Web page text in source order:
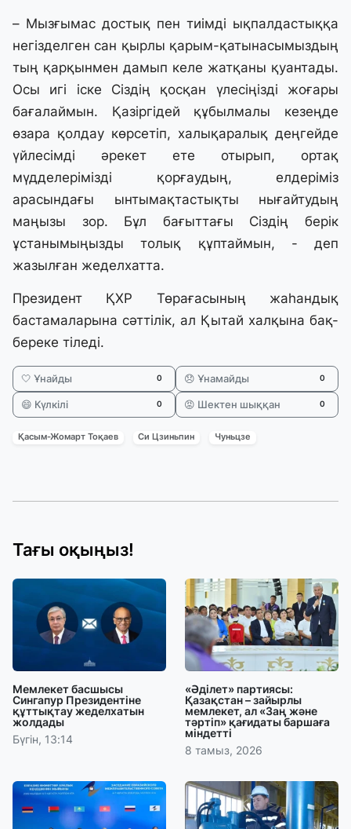
– Мызғымас достық пен тиімді ықпалдастыққа
негізделген сан қырлы қарым-қатынасымыздың
тың қарқынмен дамып келе жатқаны қуантады.
Осы игі іске Сіздің қосқан үлесіңізді жоғары
бағалаймын. Қазіргідей құбылмалы кезеңде
өзара қолдау көрсетіп, халықаралық деңгейде
үйлесімді әрекет ете отырып, ортақ
мүдделерімізді қорғаудың, елдеріміз
арасындағы ынтымақтастықты нығайтудың
маңызы зор. Бұл бағыттағы Сіздің берік
ұстанымыңызды толық құптаймын, - деп
жазылған жеделхатта.
Президент ҚХР Төрағасының жаһандық
бастамаларына сәттілік, ал Қытай халқына бақ-
береке тіледі.
🤍 Ұнайды 0 😞 Ұнамайды 0
😄 Күлкілі 0 😡 Шектен шыққан 0
Қасым-Жомарт Тоқаев Си Цзиньпин Чуньцзе
Тағы оқыңыз!
Мемлекет басшысы
Сингапур Президентіне
құттықтау жеделхатын
жолдады
Бүгін, 13:14
«Әділет» партиясы:
Қазақстан – зайырлы
мемлекет, ал «Заң және
тәртіп» қағидаты баршаға
міндетті
8 тамыз, 2026